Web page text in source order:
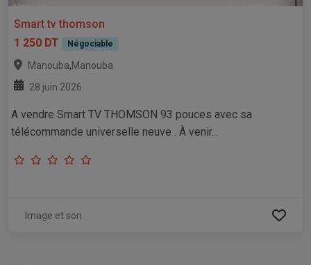
Smart tv thomson
1 250 DT
Négociable
Manouba,Manouba
28 juin 2026
A vendre Smart TV THOMSON 93 pouces avec sa
télécommande universelle neuve . À venir...
Image et son